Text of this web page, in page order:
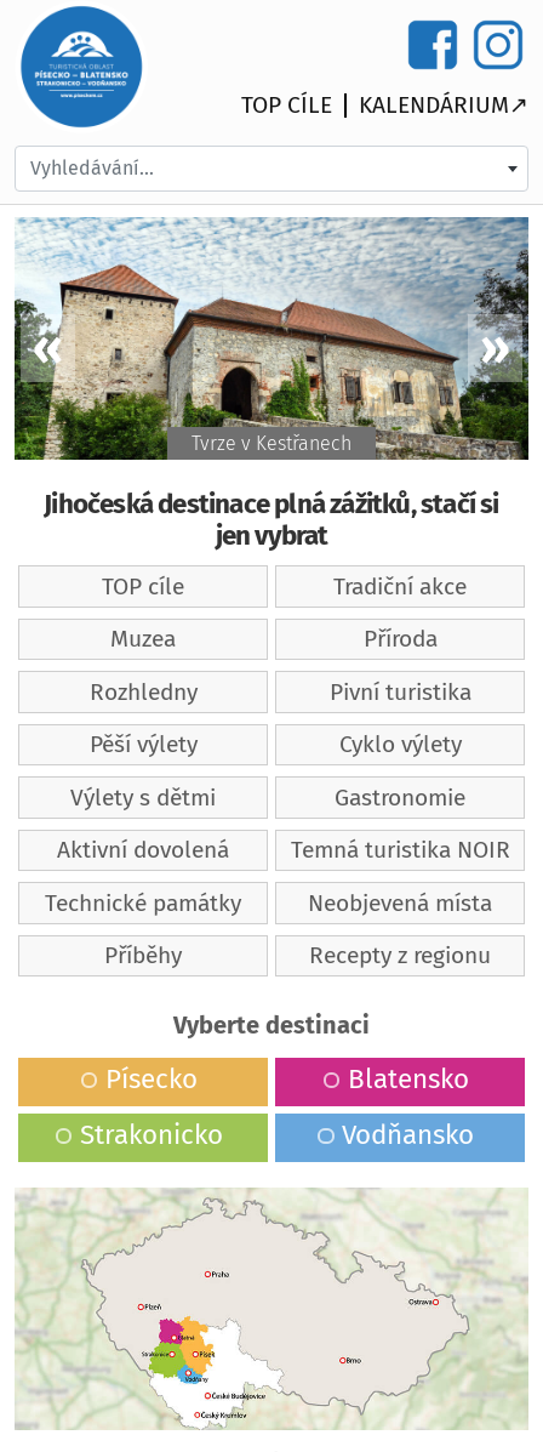
Vyhledávání...
TOP CÍLE KALENDÁRIUM↗
Tvrze v Kestřanech
Sladovna Písek
Hrad Zvíkov
Vodní mlýn Hoslovice
Jihočeská destinace plná zážitků, stačí si
jen vybrat
TOP cíle
Tradiční akce
Muzea
Příroda
Rozhledny
Pivní turistika
Pěší výlety
Cyklo výlety
Výlety s dětmi
Gastronomie
Aktivní dovolená
Temná turistika NOIR
Technické památky
Neobjevená místa
Příběhy
Recepty z regionu
Vyberte destinaci
Písecko
Blatensko
Strakonicko
Vodňansko